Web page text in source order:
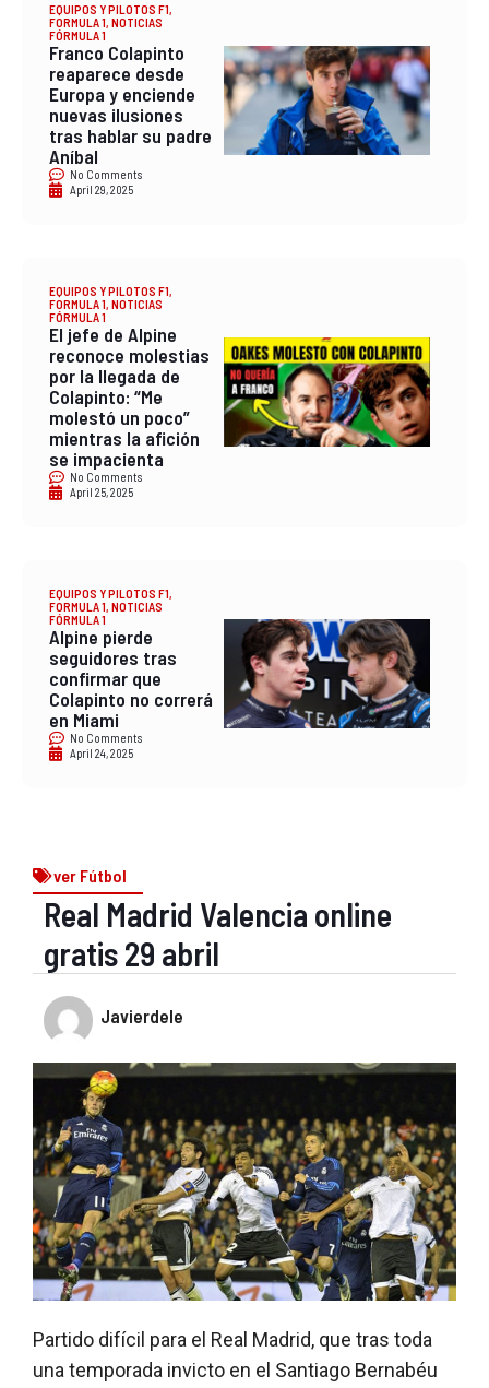
EQUIPOS Y PILOTOS F1,
FORMULA 1, NOTICIAS
FÓRMULA 1
Franco Colapinto
reaparece desde
Europa y enciende
nuevas ilusiones
tras hablar su padre
Aníbal
No Comments
April 29, 2025
EQUIPOS Y PILOTOS F1,
FORMULA 1, NOTICIAS
FÓRMULA 1
El jefe de Alpine
reconoce molestias
por la llegada de
Colapinto: “Me
molestó un poco”
mientras la afición
se impacienta
No Comments
April 25, 2025
EQUIPOS Y PILOTOS F1,
FORMULA 1, NOTICIAS
FÓRMULA 1
Alpine pierde
seguidores tras
confirmar que
Colapinto no correrá
en Miami
No Comments
April 24, 2025
ver Fútbol
Real Madrid Valencia online
gratis 29 abril
Javierdele
Partido difícil para el Real Madrid, que tras toda
una temporada invicto en el Santiago Bernabéu